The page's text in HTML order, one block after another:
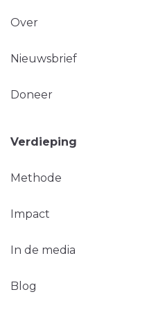
Over
Nieuwsbrief
Doneer
Verdieping
Methode
Impact
In de media
Blog